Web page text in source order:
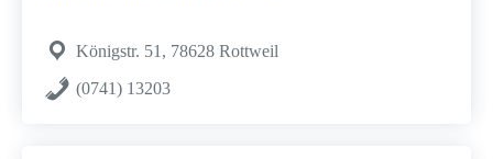
Königstr. 51, 78628 Rottweil
(0741) 13203